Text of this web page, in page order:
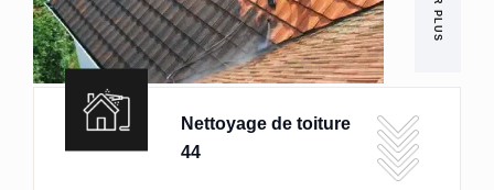
Nettoyage de toiture
44